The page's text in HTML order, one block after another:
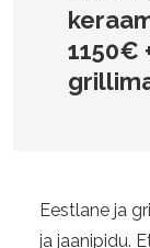
1150€
Eestlane ja
ja jaanipidu.